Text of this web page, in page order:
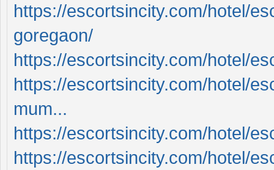
https://escortsincity.com/hotel/
goregaon/
https://escortsincity.com/hotel/
https://escortsincity.com/hotel/
mum...
https://escortsincity.com/hotel/
https://escortsincity.com/hotel/